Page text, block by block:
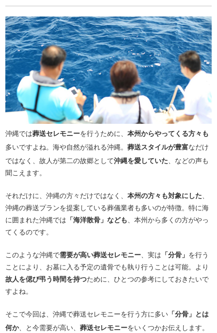
沖縄では葬送セレモニーを行うために、本州からやってくる方々も
多いですよね。海や自然が溢れる沖縄。葬送スタイルが豊富なだけ
ではなく、故人が第二の故郷として沖縄を愛していた 、などの声も
聞こえます。
それだけに、沖縄の方々だけではなく、本州の方々も対象にした
沖縄の葬送プランを提案している葬儀業者も多いのが特徴。特に海
に囲まれた沖縄では 「海洋散骨」なども 、本州から多くの方がやっ
てくるのです。
このような沖縄で需要が高い葬送セレモニー 、実は 「分骨」 を行う
ことにより、お墓に入る予定の遺骨でも執り行うことは可能。より
故人を偲び弔う時間を持つために、ひとつの参考にしておきたいで
すよね。
そこで今回は、沖縄で葬送セレモニーを行う方に多い 「分骨」とは
何か、と今需要が高い、葬送セレモニーをいくつかお伝えします。